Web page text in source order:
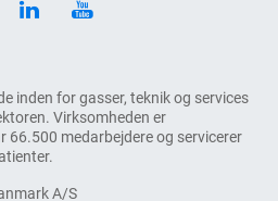
inden for gasser, teknik og services
Virksomheden er
66.500 medarbejdere og servicerer
A/S